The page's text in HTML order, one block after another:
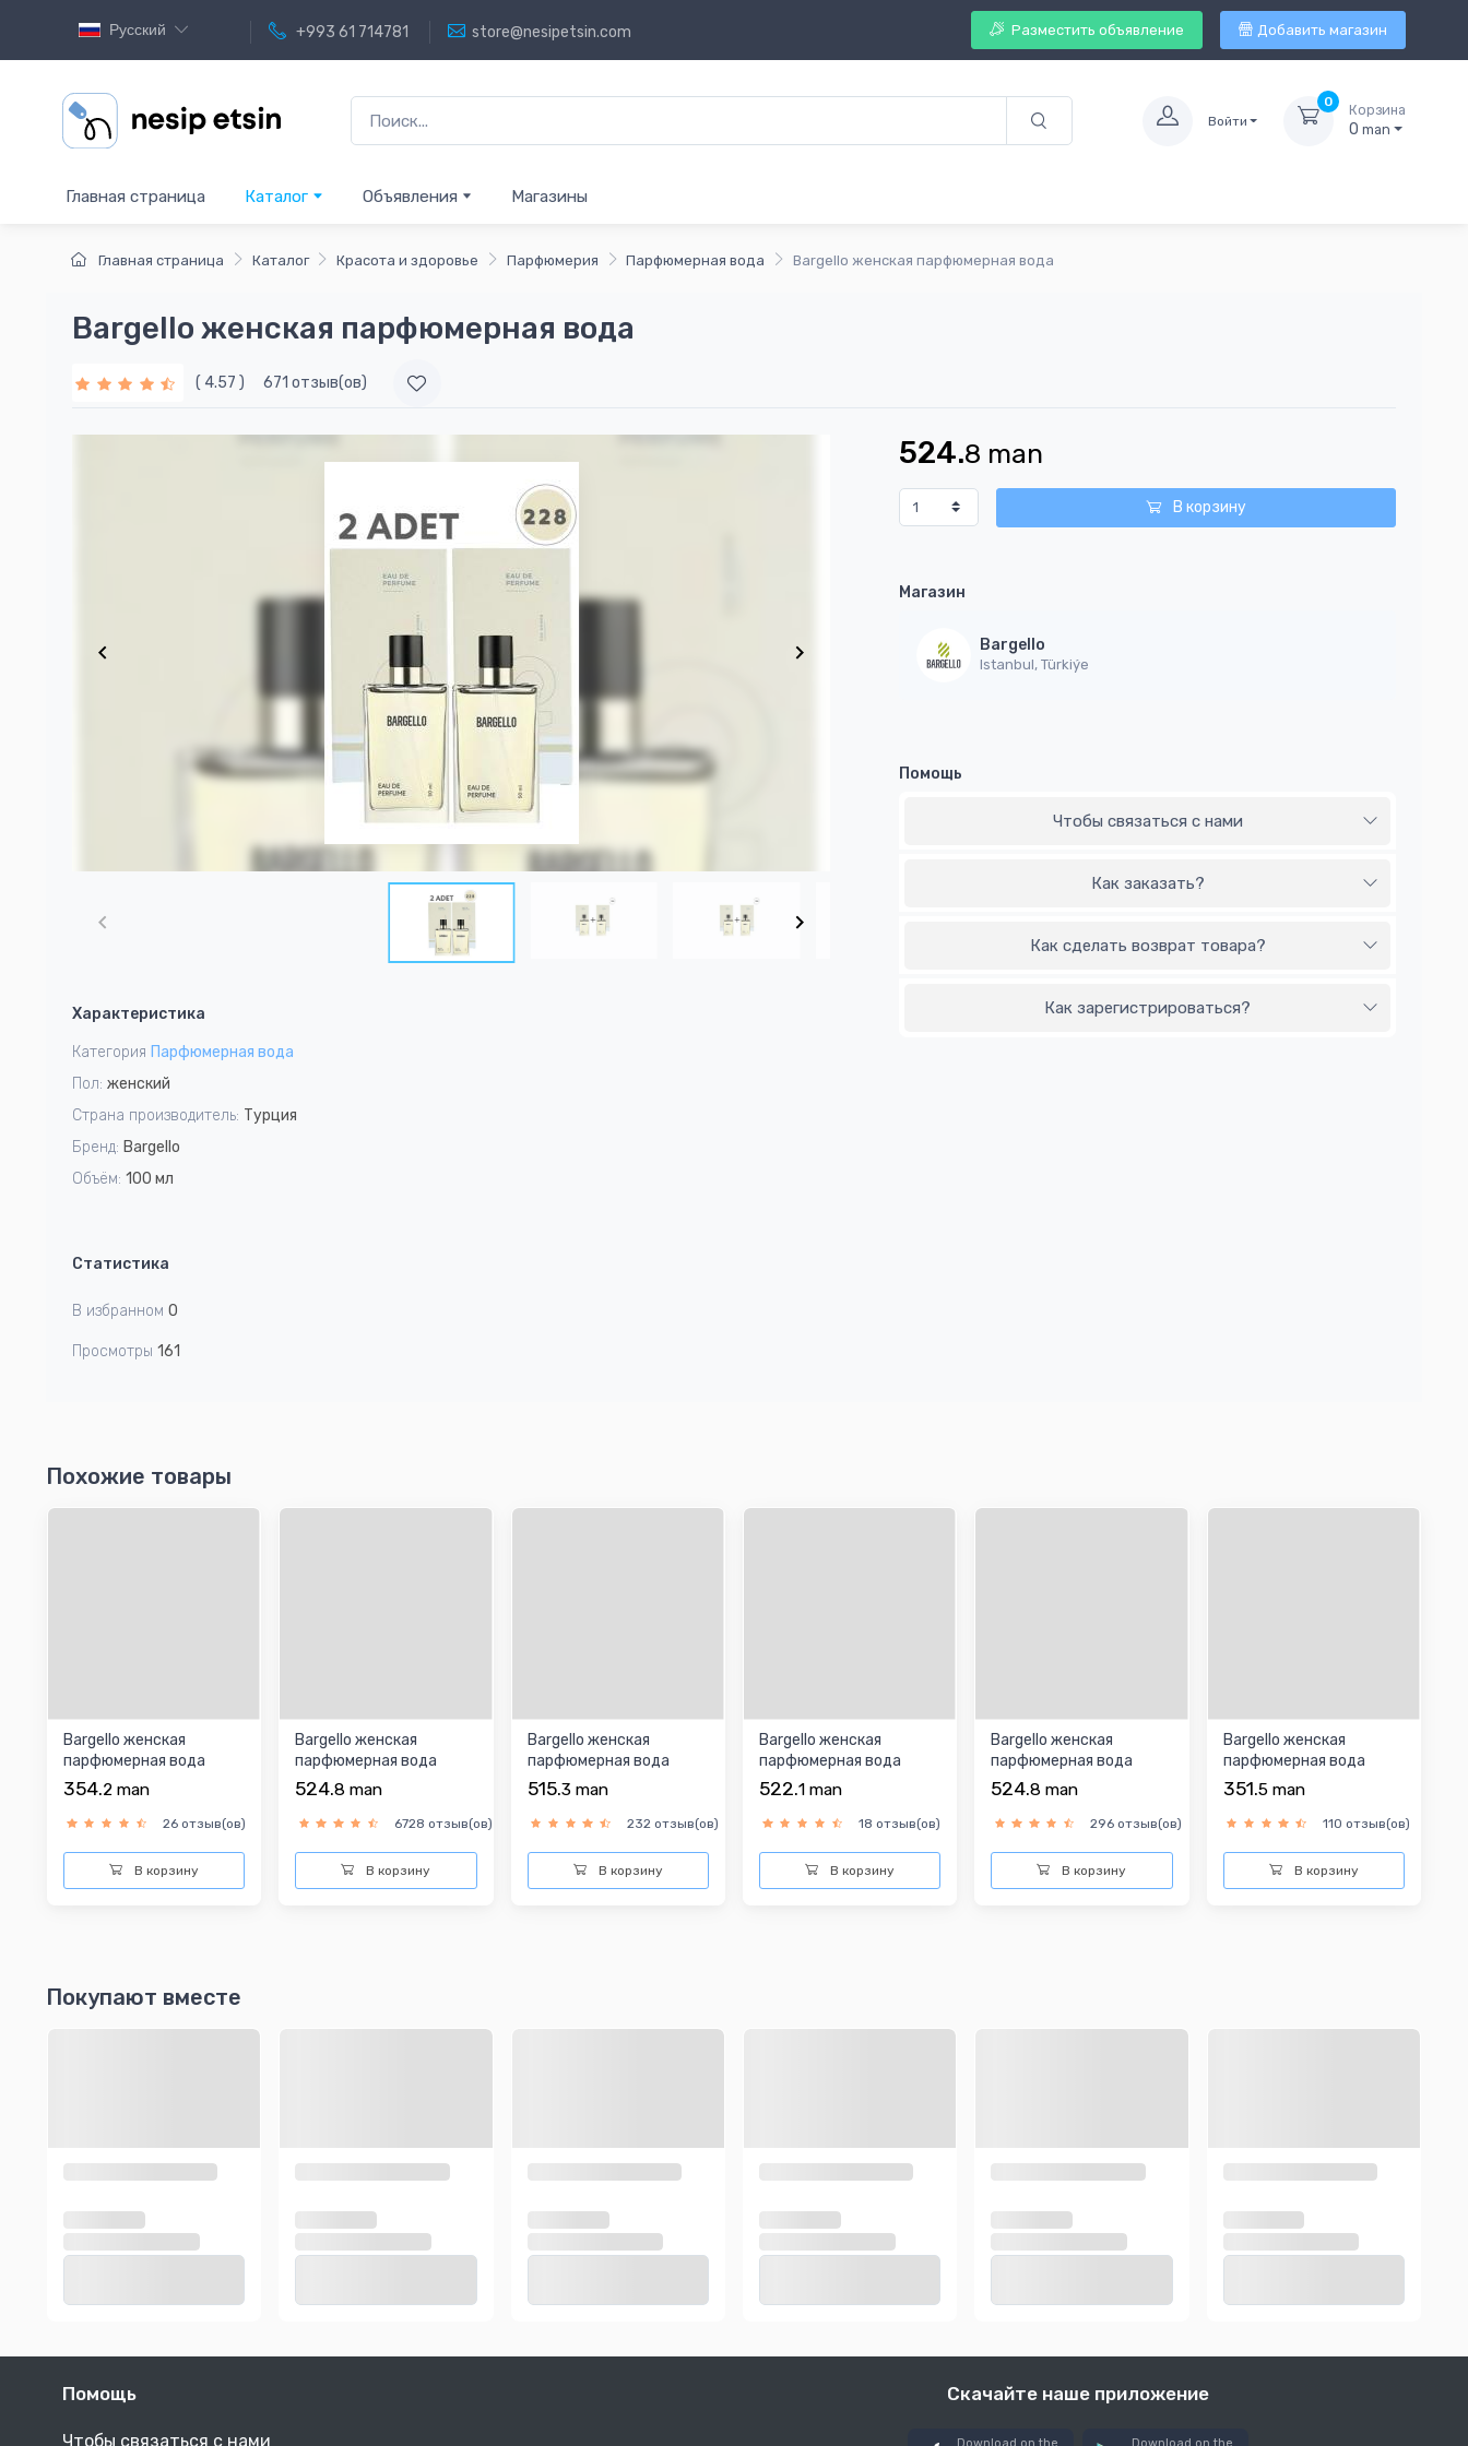
Русский +993 61 714781 store@nesipetsin.com Разместить объявление Добавить магазин
Войти
0
Корзина
0 man
Главная страница Каталог Объявления Магазины
Главная страница Каталог Красота и здоровье Парфюмерия Парфюмерная вода Bargello женская парфюмерная вода
Bargello женская парфюмерная вода
( 4.57 ) 671 отзыв(ов)
4
Характеристика
Категория Парфюмерная вода
Пол: женский
Страна производитель: Турция
Бренд: Bargello
Объём: 100 мл
Статистика
В избранном 0
Просмотры 161
524.8 man
В корзину
Магазин
Bargello
Istanbul, Türkiýe
Помощь
Чтобы связаться с нами
Как заказать?
Как сделать возврат товара?
Как зарегистрироваться?
Похожие товары
Bargello женская
парфюмерная вода
354.2 man
26 отзыв(ов)
В корзину
Bargello женская
парфюмерная вода
524.8 man
6728 отзыв(ов)
В корзину
Bargello женская
парфюмерная вода
515.3 man
232 отзыв(ов)
В корзину
Bargello женская
парфюмерная вода
522.1 man
18 отзыв(ов)
В корзину
Bargello женская
парфюмерная вода
524.8 man
296 отзыв(ов)
В корзину
Bargello женская
парфюмерная вода
351.5 man
110 отзыв(ов)
В корзину
Покупают вместе
Помощь
Чтобы связаться с нами
Скачайте наше приложение